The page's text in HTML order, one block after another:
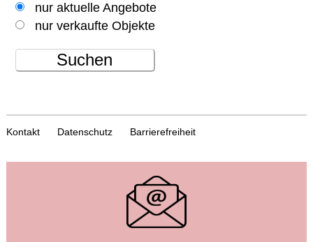
nur aktuelle Angebote
nur verkaufte Objekte
Suchen
Kontakt Datenschutz Barrierefreiheit